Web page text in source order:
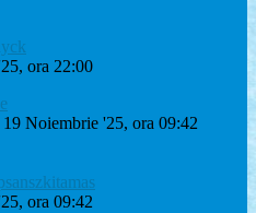
ora 22:00
Noiembrie '25, ora 09:42
ora 09:42